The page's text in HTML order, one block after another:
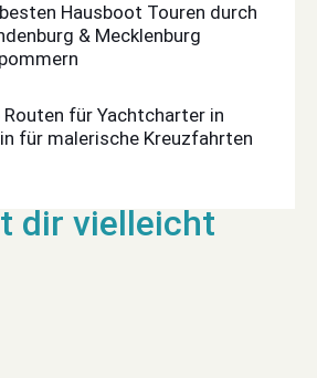
Hausboot Touren durch
& Mecklenburg
Routen für Yachtcharter in
für malerische Kreuzfahrten